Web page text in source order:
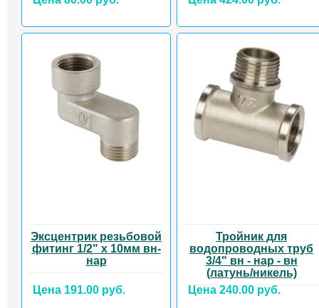
Эксцентрик резьбовой
фитинг 1/2" х 10мм вн-
нар
Цена 191.00 руб.
Тройник для
водопроводных труб
3/4" вн - нар - вн
(латунь/никель)
Цена 240.00 руб.